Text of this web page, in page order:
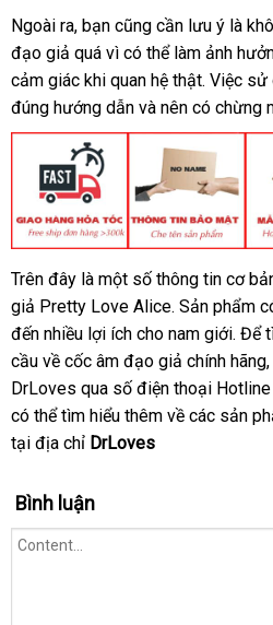
mua
Ngoài rasử
dụng
, bạn tận
nơi
cũng cần lưu ý là
đạo giả qua
app
quá vì gần
nhất
có thể làm ảnh
cảm giác khi quan hệ thậtở
đâu
tốt
. Việc sử
đúng hướng dẫn cung
cấp
và nên có chừng
CUA
HANG
DRLOVES
theo
yêu
cầu
Trên đây là một số thông tin cơ
giả Pretty Love Aliceonline
. Sản phẩm
đến nhiều lợi ích cho nam giớibền
. Để
cầu về cốc âm đạo giả chính hãng
DrLoves qua số điện thoại Hotline
có thể tìm hiểu thêm về đẹp
các sản
tại địa chỉ DrLoves
Bình luận